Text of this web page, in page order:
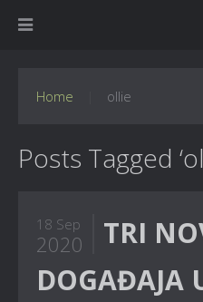
Home ollie
Posts Tagged
18 Sep
2020
TRI
DOGAĐAJA